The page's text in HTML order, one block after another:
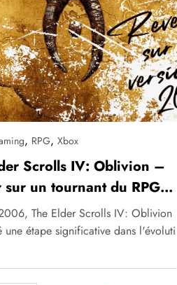
, RPG, Xbox
Scrolls IV: Oblivion –
sur un tournant du RPG
The Elder Scrolls IV: Oblivion
une étape significative dans l'évoluti